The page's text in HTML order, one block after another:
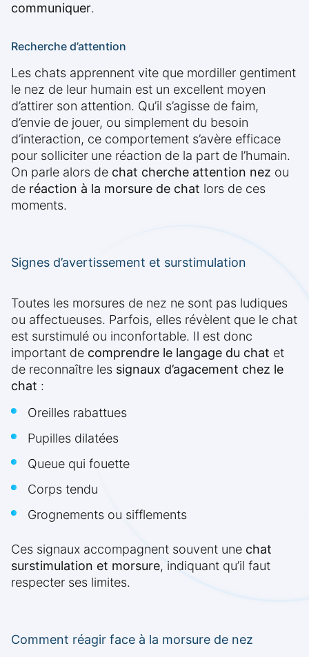
communiquer.
Recherche d’attention
Les chats apprennent vite que mordiller gentiment
le nez de leur humain est un excellent moyen
d’attirer son attention. Qu’il s’agisse de faim,
d’envie de jouer, ou simplement du besoin
d’interaction, ce comportement s’avère efficace
pour solliciter une réaction de la part de l’humain.
On parle alors de chat cherche attention nez ou
de réaction à la morsure de chat lors de ces
moments.
Signes d’avertissement et surstimulation
Toutes les morsures de nez ne sont pas ludiques
ou affectueuses. Parfois, elles révèlent que le chat
est surstimulé ou inconfortable. Il est donc
important de comprendre le langage du chat et
de reconnaître les signaux d’agacement chez le
chat :
Oreilles rabattues
Pupilles dilatées
Queue qui fouette
Corps tendu
Grognements ou sifflements
Ces signaux accompagnent souvent une chat
surstimulation et morsure, indiquant qu’il faut
respecter ses limites.
Comment réagir face à la morsure de nez